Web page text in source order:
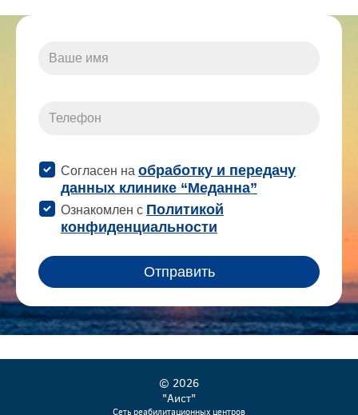
© 2026
"Аист"
Сеть реабилитационных центров